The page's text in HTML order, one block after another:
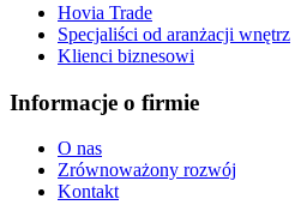
Hovia Trade
Specjaliści od aranżacji wnętrz
Klienci biznesowi
Informacje o firmie
O nas
Zrównoważony rozwój
Kontakt